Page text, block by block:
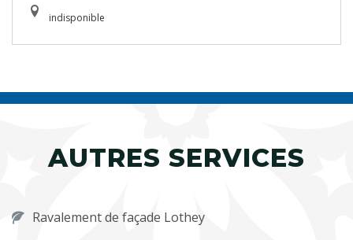
indisponible
AUTRES SERVICES
Ravalement de façade Lothey